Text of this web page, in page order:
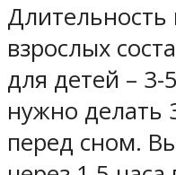
взрослых
для детей –
нужно делать
перед сном.